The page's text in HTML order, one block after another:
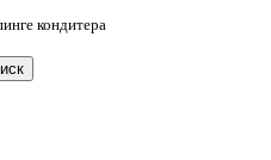
кондитера